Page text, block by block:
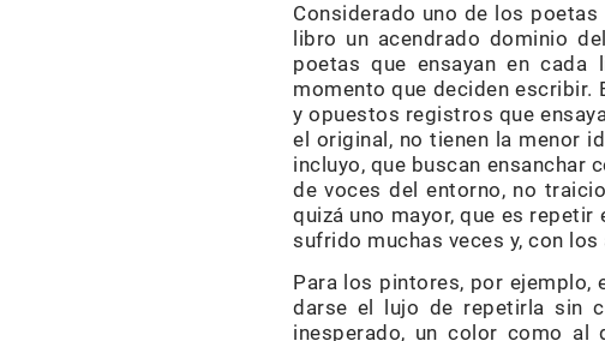
Considerado uno de los
libro un acendrado dominio
poetas que ensayan en
momento que deciden escribir.
y opuestos registros que
el original, no tienen la menor
incluyo, que buscan ensanchar
de voces del entorno, no
quizá uno mayor, que es repetir
sufrido muchas veces y, con
Para los pintores, por ejemplo,
darse el lujo de repetirla sin
inesperado, un color como al